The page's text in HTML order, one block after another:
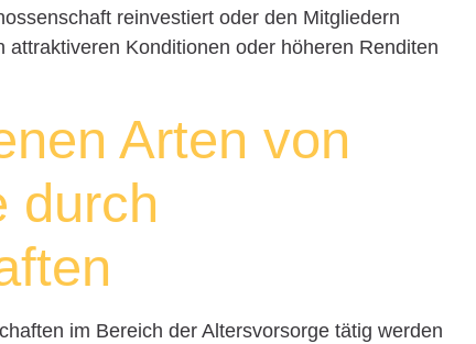
reinvestiert oder den Mitgliedern
Konditionen oder höheren Renditen
Arten von
durch
im Bereich der Altersvorsorge tätig werden